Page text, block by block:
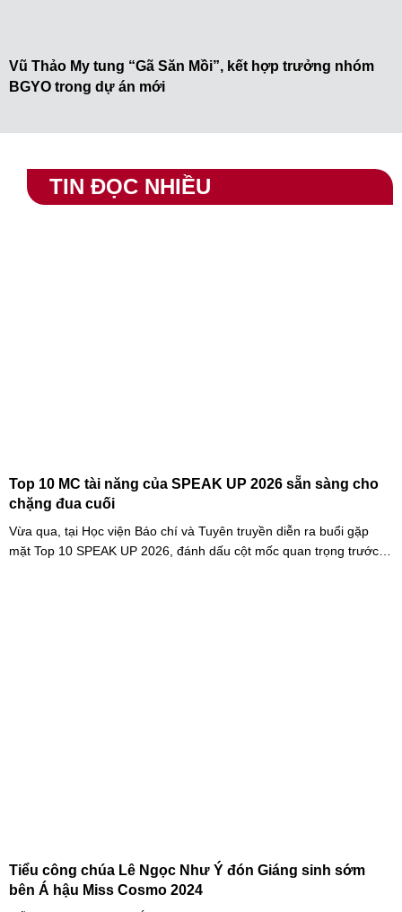
Vũ Thảo My tung “Gã Săn Mồi”, kết hợp trưởng nhóm
BGYO trong dự án mới
TIN ĐỌC NHIỀU
Top 10 MC tài năng của SPEAK UP 2026 sẵn sàng cho
chặng đua cuối
Vừa qua, tại Học viện Báo chí và Tuyên truyền diễn ra buổi gặp
mặt Top 10 SPEAK UP 2026, đánh dấu cột mốc quan trọng trước
Tiểu công chúa Lê Ngọc Như Ý đón Giáng sinh sớm
bên Á hậu Miss Cosmo 2024